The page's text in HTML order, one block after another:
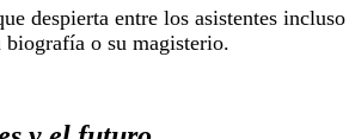
despierta entre los asistentes
biografía o su magisterio.